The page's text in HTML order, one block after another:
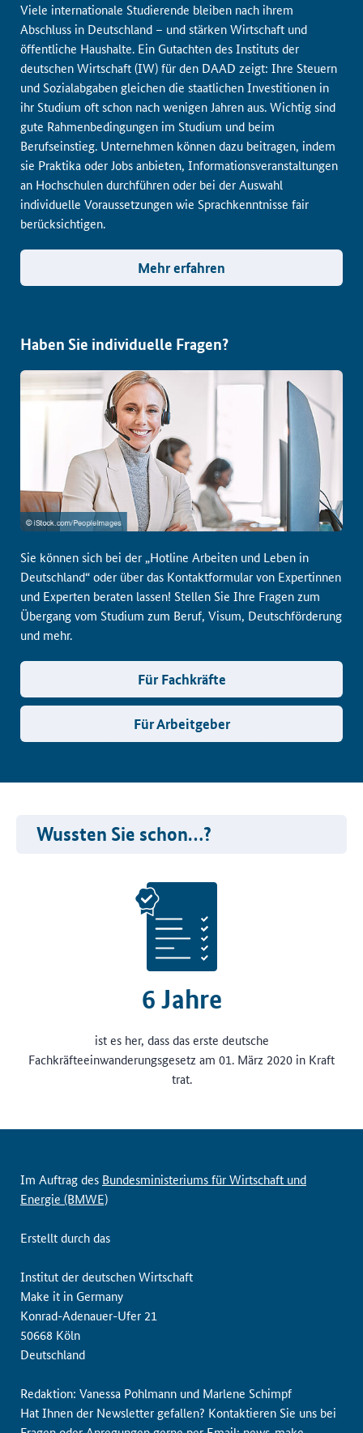
Viele internationale Studierende bleiben nach ihrem
Abschluss in Deutschland – und stärken Wirtschaft und
öffentliche Haushalte. Ein Gutachten des Instituts der
deutschen Wirtschaft (IW) für den DAAD zeigt: Ihre Steuern
und Sozialabgaben gleichen die staatlichen Investitionen in
ihr Studium oft schon nach wenigen Jahren aus. Wichtig sind
gute Rahmenbedingungen im Studium und beim
Berufseinstieg. Unternehmen können dazu beitragen, indem
sie Praktika oder Jobs anbieten, Informationsveranstaltungen
an Hochschulen durchführen oder bei der Auswahl
individuelle Voraussetzungen wie Sprachkenntnisse fair
berücksichtigen.
Mehr erfahren
Haben Sie individuelle Fragen?
Sie können sich bei der „Hotline Arbeiten und Leben in
Deutschland“ oder über das Kontaktformular von Expertinnen
und Experten beraten lassen! Stellen Sie Ihre Fragen zum
Übergang vom Studium zum Beruf, Visum, Deutschförderung
und mehr.
Für Fachkräfte
Für Arbeitgeber
Wussten Sie schon…?
6 Jahre
ist es her, dass das erste deutsche
Fachkräfteeinwanderungsgesetz am 01. März 2020 in Kraft
trat.
Im Auftrag des Bundesministeriums für Wirtschaft und
Energie (BMWE)
Erstellt durch das
Institut der deutschen Wirtschaft
Make it in Germany
Konrad-Adenauer-Ufer 21
50668 Köln
Deutschland
Redaktion: Vanessa Pohlmann und Marlene Schimpf
Hat Ihnen der Newsletter gefallen? Kontaktieren Sie uns bei